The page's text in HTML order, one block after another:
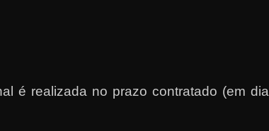
é realizada no prazo contratado (em